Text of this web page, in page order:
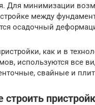
Для минимизации
между
осадочный
как и в
используются все
свайные и
строить